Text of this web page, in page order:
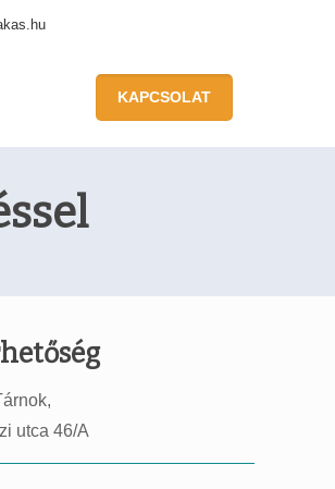
KAPCSOLAT
utca 46/A